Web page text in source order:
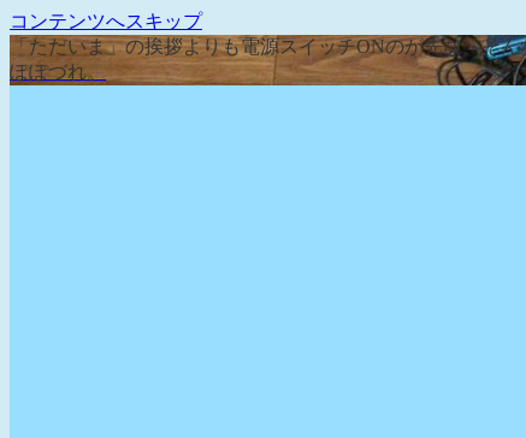
コンテンツへスキップ
「ただいま」の挨拶よりも電源スイッチONのが先な、そ
ぽぽづれ。